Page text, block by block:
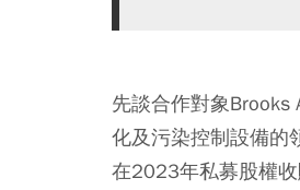
先談合作對象
化及污染控制設備的
在2023年私募股權收